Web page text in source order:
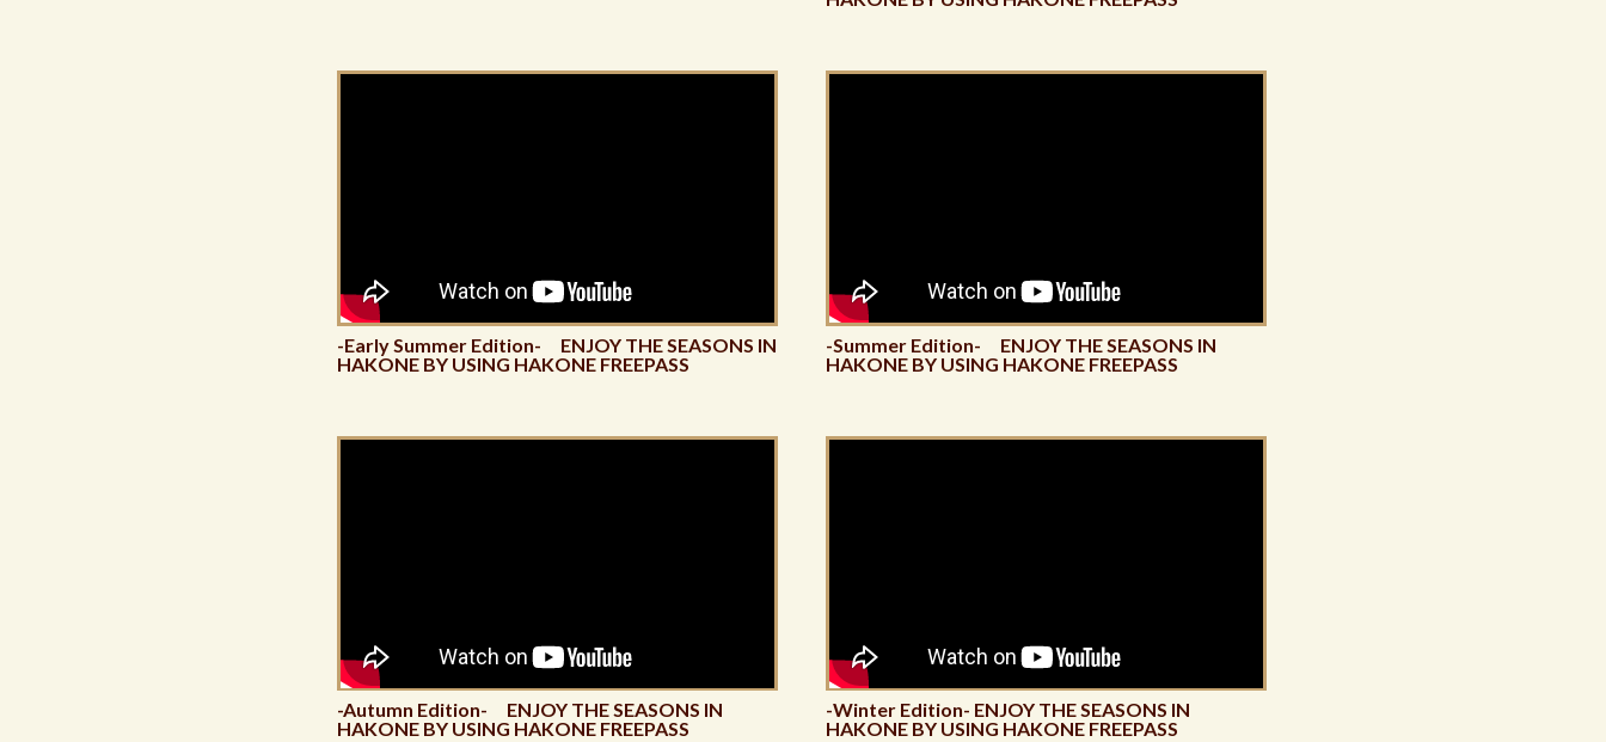
-Early Summer Edition- ENJOY THE SEASONS IN
HAKONE BY USING HAKONE FREEPASS
-Summer Edition- ENJOY THE SEASONS IN
HAKONE BY USING HAKONE FREEPASS
-Autumn Edition- ENJOY THE SEASONS IN
HAKONE BY USING HAKONE FREEPASS
-Winter Edition- ENJOY THE SEASONS IN
HAKONE BY USING HAKONE FREEPASS